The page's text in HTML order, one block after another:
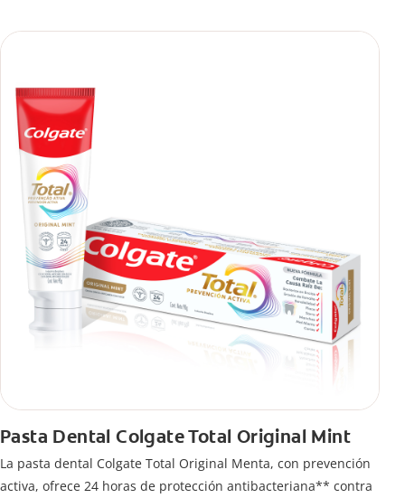
Pasta Dental Colgate Total Original Mint
La pasta dental Colgate Total Original Menta, con prevención
activa, ofrece 24 horas de protección antibacteriana** contra